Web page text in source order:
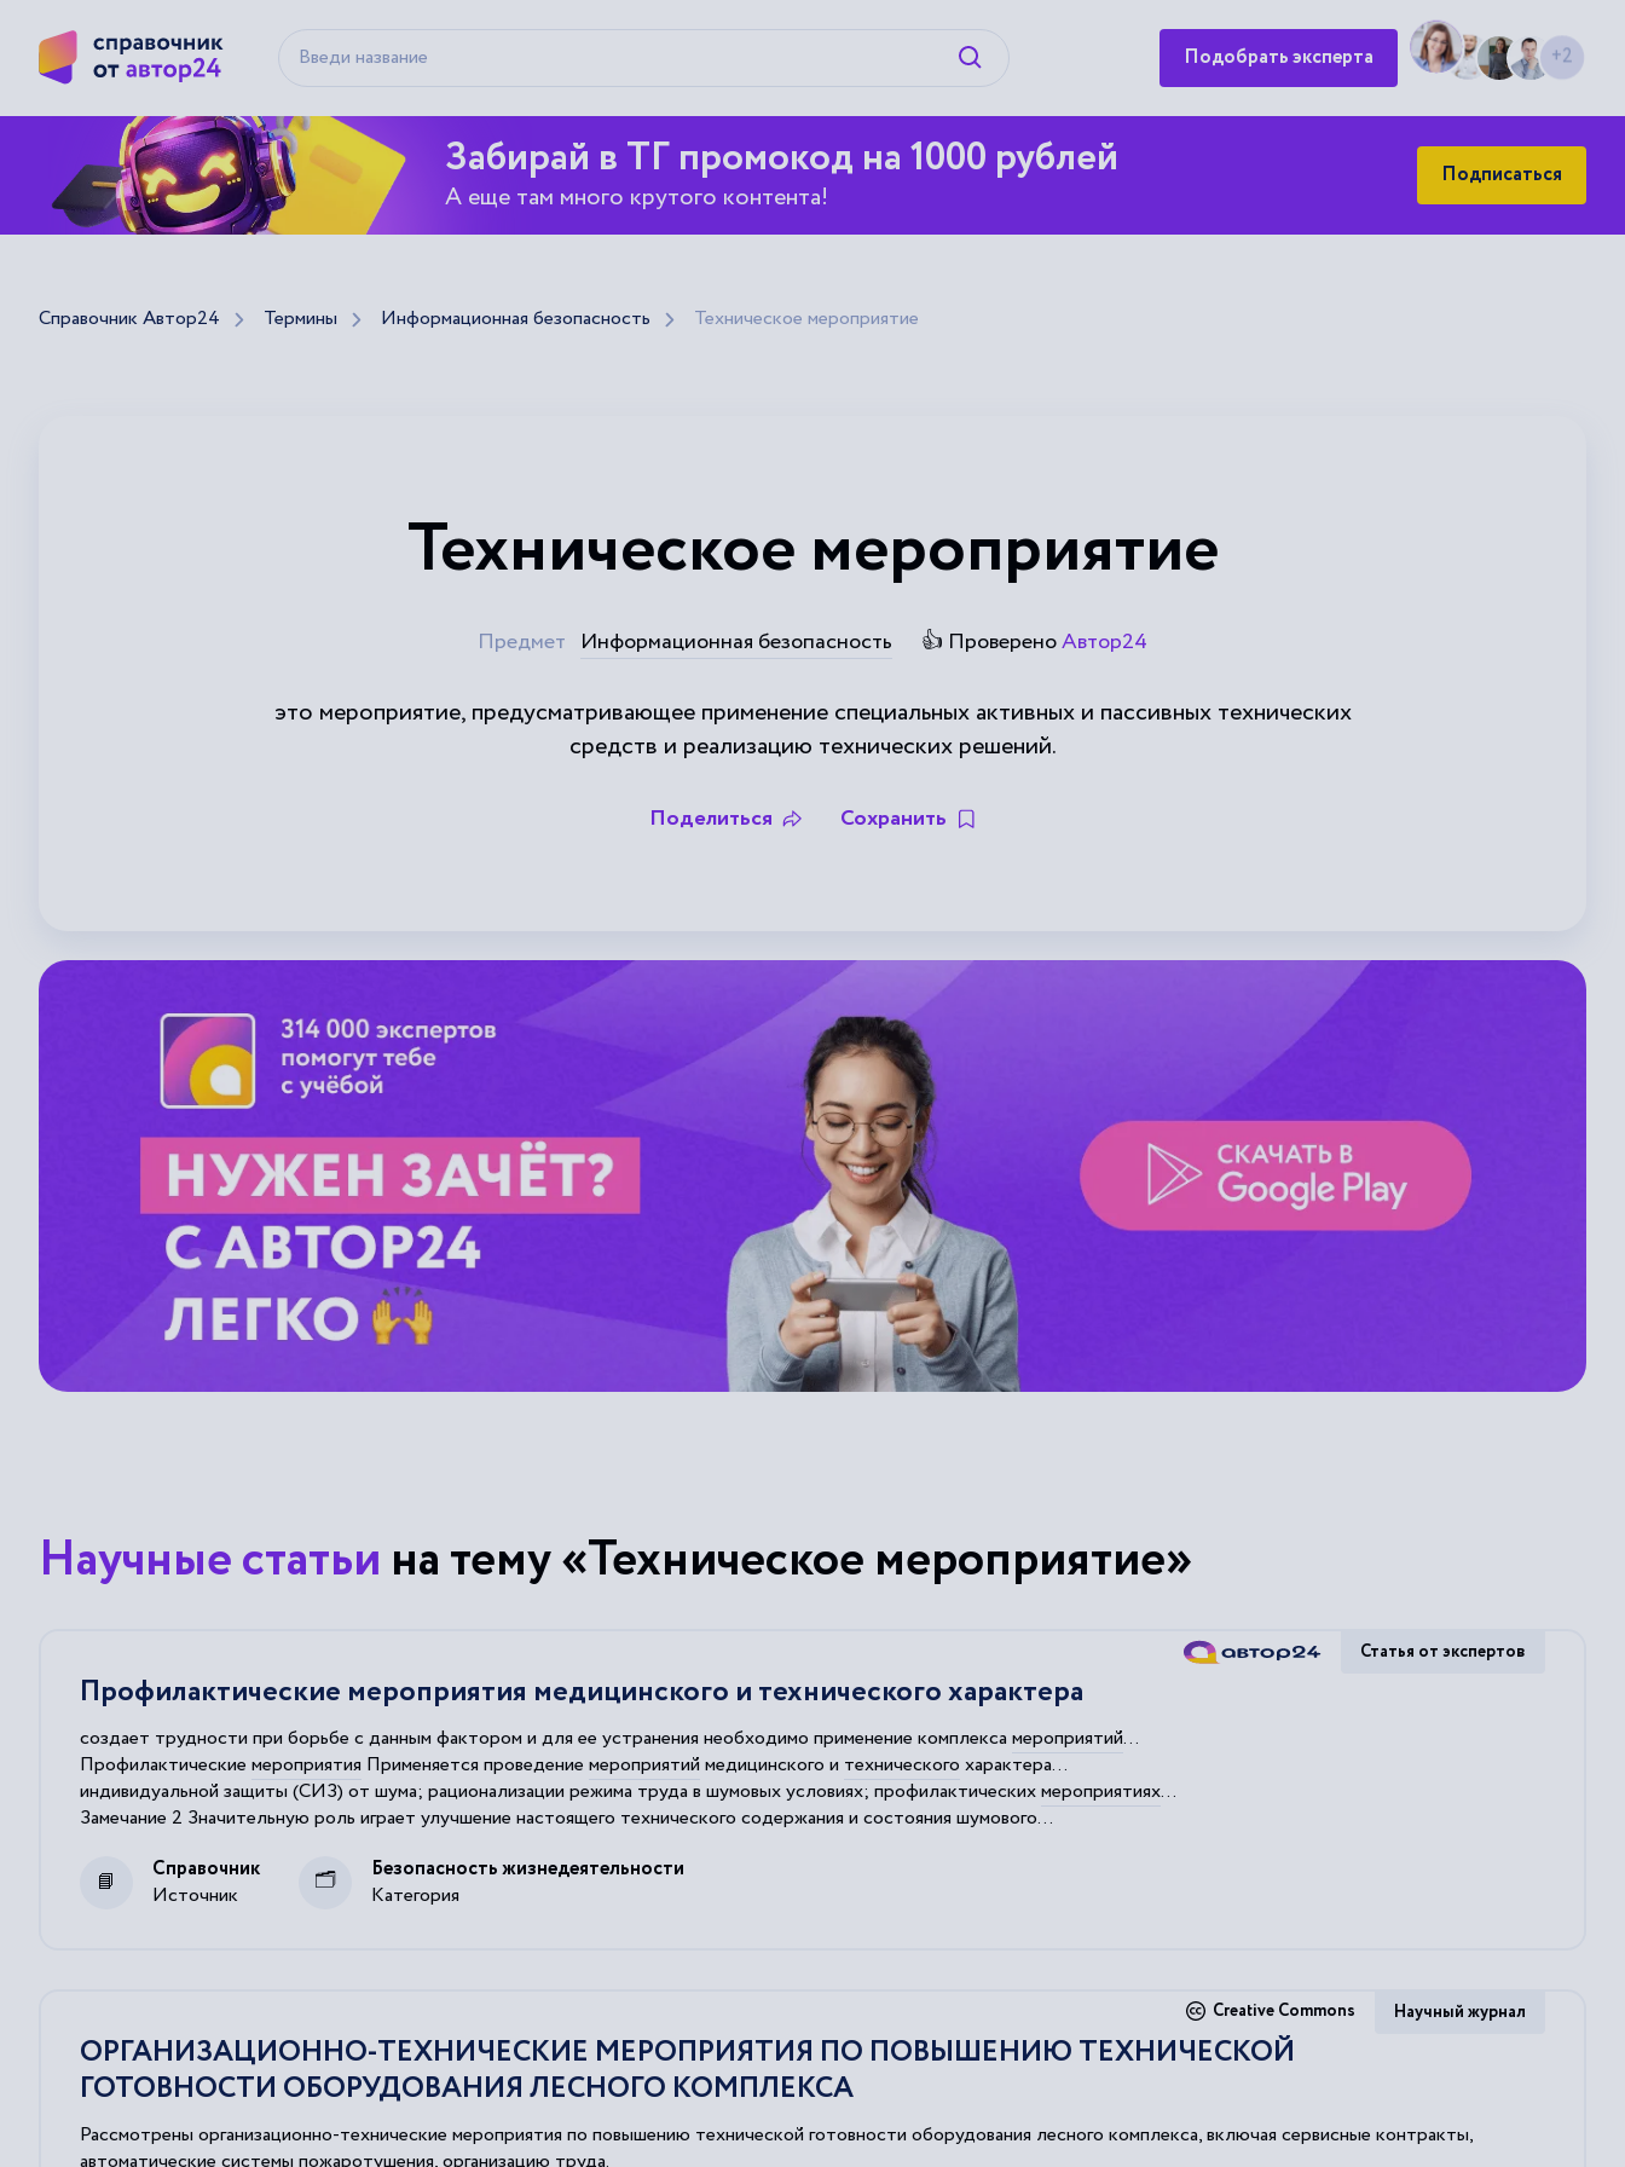
Искать Подобрать эксперта +2
Забирай в ТГ промокод на 1000 рублей
А еще там много крутого контента!
Подписаться
Справочник Автор24 Термины Информационная безопасность Техническое мероприятие
Техническое мероприятие
Предмет Информационная безопасность 👍 ПровереноАвтор24
это мероприятие, предусматривающее применение специальных активных и пассивных технических
средств и реализацию технических решений.
Поделиться Сохранить
Научные статьи на тему «Техническое мероприятие»
Профилактические мероприятия медицинского и технического характера
создает трудности при борьбе с данным фактором и для ее устранения необходимо применение комплекса мероприятий...
Профилактические мероприятия Применяется проведение мероприятий медицинского и технического характера...
индивидуальной защиты (СИЗ) от шума; рационализации режима труда в шумовых условиях; профилактическихмероприятиях...
Замечание 2 Значительную роль играет улучшение настоящего технического содержания и состояния шумового...
Источник
Справочник
Категория
Безопасность жизнедеятельности
Статья от экспертов
ОРГАНИЗАЦИОННО-ТЕХНИЧЕСКИЕ МЕРОПРИЯТИЯ ПО ПОВЫШЕНИЮ ТЕХНИЧЕСКОЙ
ГОТОВНОСТИ ОБОРУДОВАНИЯ ЛЕСНОГО КОМПЛЕКСА
Рассмотрены организационно-технические мероприятия по повышению технической готовности оборудования лесного комплекса, включая сервисные контракты,
автоматические системы пожаротушения, организацию труда.
Creative Commons Научный журнал